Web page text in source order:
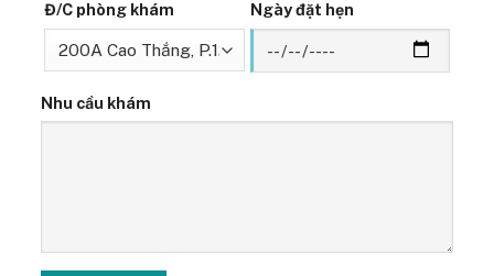
Đ/C phòng khám Ngày đặt hẹn
Nhu cầu khám